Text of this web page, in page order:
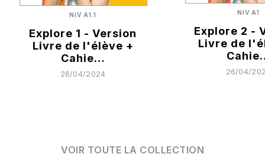
NIV A1.1
Explore 1 - Version
Livre de l'élève +
Cahie…
26/04/2024
NIV A1
Explore 2 -
Livre de
26/04/
VOIR TOUTE LA COLLECTION